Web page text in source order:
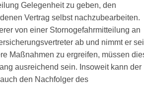
Gelegenheit zu geben, den
Vertrag selbst nachzubearbeiten.
von einer Stornogefahrmitteilung an
ab und nimmt er
Maßnahmen zu ergreifen, müssen
ausreichend sein. Insoweit kann der
den Nachfolger des